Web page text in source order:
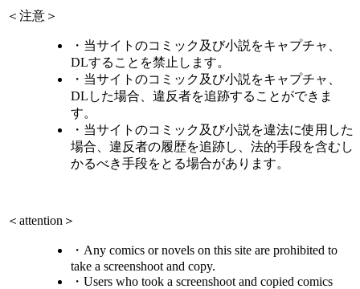
＜注意＞
・当サイトのコミック及び小説をキャプチャ、
DLすることを禁止します。
・当サイトのコミック及び小説をキャプチャ、
DLした場合、違反者を追跡することができま
す。
・当サイトのコミック及び小説を違法に使用した
場合、違反者の履歴を追跡し、法的手段を含むし
かるべき手段をとる場合があります。
＜attention＞
・Any comics or novels on this site are prohibited to
take a screenshoot and copy.
・Users who took a screenshoot and copied comics